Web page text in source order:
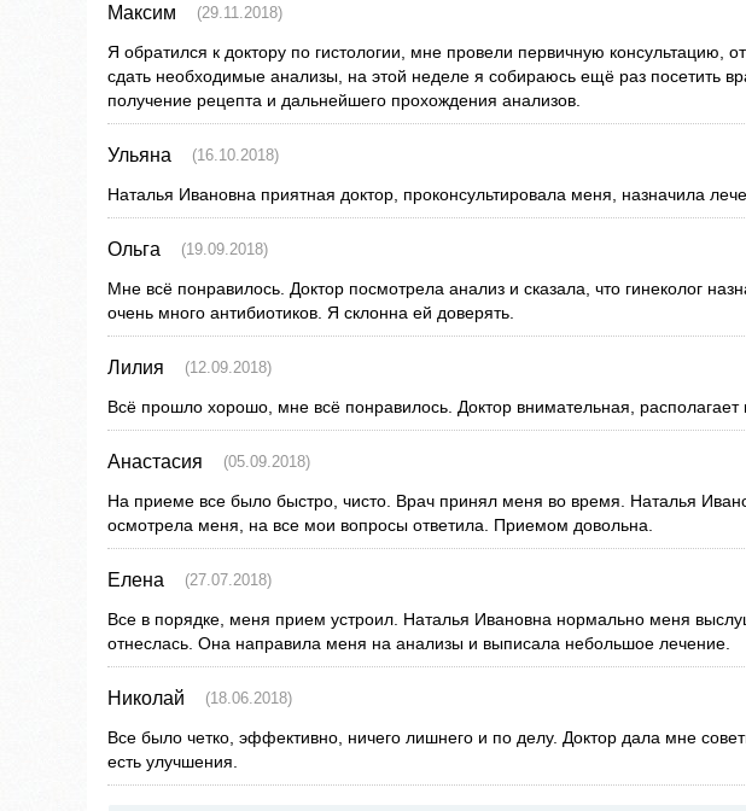
Максим (29.11.2018)
Я обратился к доктору по гистологии, мне провели первичную консультацию,
сдать необходимые анализы, на этой неделе я собираюсь ещё раз посетить
получение рецепта и дальнейшего прохождения анализов.
Ульяна (16.10.2018)
Наталья Ивановна приятная доктор, проконсультировала меня, назначила
Ольга (19.09.2018)
Мне всё понравилось. Доктор посмотрела анализ и сказала, что гинеколог
очень много антибиотиков. Я склонна ей доверять.
Лилия (12.09.2018)
Всё прошло хорошо, мне всё понравилось. Доктор внимательная, располагает
Анастасия (05.09.2018)
На приеме все было быстро, чисто. Врач принял меня во время. Наталья
осмотрела меня, на все мои вопросы ответила. Приемом довольна.
Елена (27.07.2018)
Все в порядке, меня прием устроил. Наталья Ивановна нормально меня
отнеслась. Она направила меня на анализы и выписала небольшое лечение.
Николай (18.06.2018)
Все было четко, эффективно, ничего лишнего и по делу. Доктор дала мне
есть улучшения.